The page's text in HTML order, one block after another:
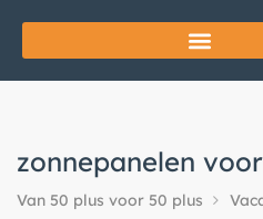
zonnepanelen
Van 50 plus voor 50 plus